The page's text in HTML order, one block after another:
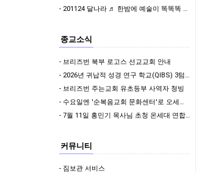
- 201124 달나라 ♬ 한밤에 예술이 똑똑똑 & 이어폰 한쪽만 빌려줄래?
종교소식
- 브리즈번 북부 로고스 선교교회 안내
- 2026년 귀납적 성경 연구 학교(QIBS) 3텀 학생 모집
- 브리즈번 주는교회 유초등부 사역자 청빙
- 수요일엔 '순복음교회 문화센터'로 오세요^^
- 7월 11일 홍민기 목사님 초청 온세대 연합집회 안내
커뮤니티
- 짐보관 서비스